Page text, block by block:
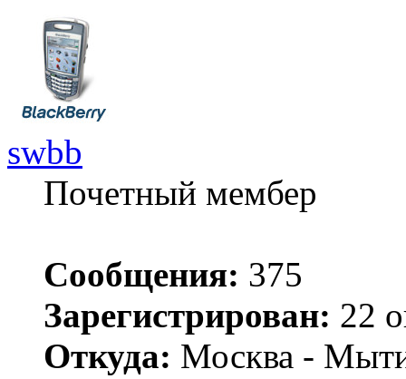
swbb
Почетный мембер
Сообщения: 375
Зарегистрирован: 22
Откуда: Москва -